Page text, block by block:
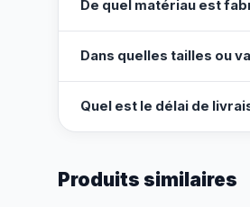
De quel matériau est
Dans quelles tailles ou
Quel est le délai de
Produits similaires